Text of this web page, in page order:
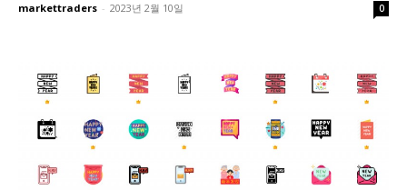
markettraders - 2023년 2월 10일 0